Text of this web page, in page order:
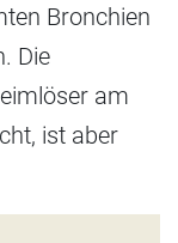
Bronchien
Die
am
ist aber